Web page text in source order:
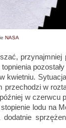
NASA
przynajmniej
kwietniu.
przechodzi w
w czerwcu
lodu na